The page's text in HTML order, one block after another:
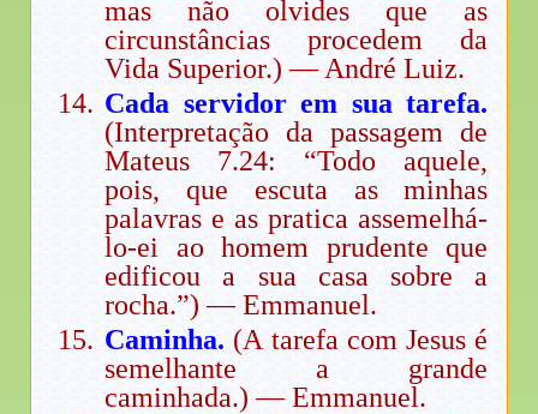
mas não olvides que as
circunstâncias procedem da
Vida Superior.) — André Luiz.
Cada servidor em sua tarefa.
(Interpretação da passagem de
Mateus 7.24: “Todo aquele,
pois, que escuta as minhas
palavras e as pratica assemelhá-
lo-ei ao homem prudente que
edificou a sua casa sobre a
rocha.”) — Emmanuel.
Caminha. (A tarefa com Jesus é
semelhante a grande
caminhada.) — Emmanuel.